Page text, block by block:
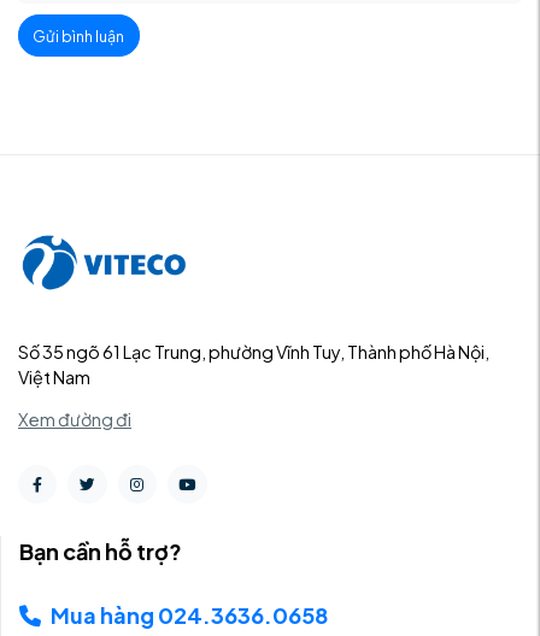
Gửi bình luận
Số 35 ngõ 61 Lạc Trung, phường Vĩnh Tuy, Thành phố Hà Nội,
Việt Nam
Xem đường đi
Bạn cần hỗ trợ?
Mua hàng 024.3636.0658